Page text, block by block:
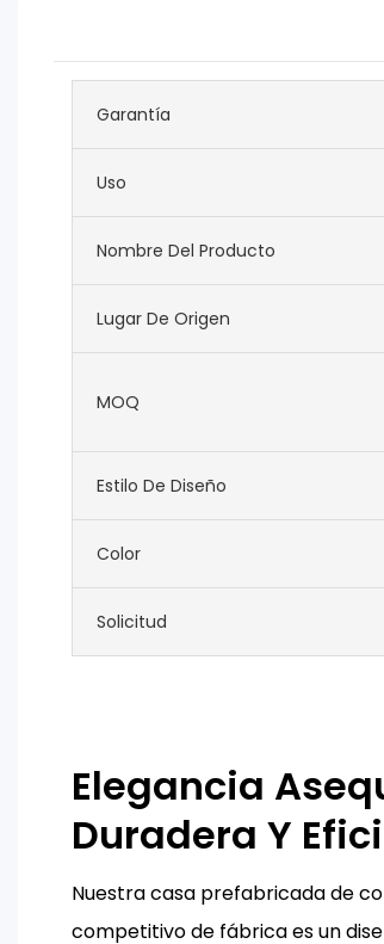
Garantía
Uso
Nombre Del Producto
Lugar De Origen
MOQ
Estilo De Diseño
Color
Solicitud
Elegancia
Duradera Y
Nuestra casa prefabricada de
competitivo de fábrica es un